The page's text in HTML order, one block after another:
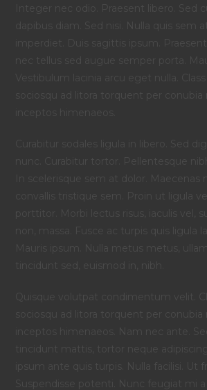
Integer nec odio. Praesent libero. Sed
dapibus diam. Sed nisi. Nulla quis sem
imperdiet. Duis sagittis ipsum. Praesent
nec tellus sed augue semper porta.
Vestibulum lacinia arcu eget nulla.
sociosqu ad litora torquent per conubia
inceptos himenaeos.
Curabitur sodales ligula in libero. Sed
nunc. Curabitur tortor. Pellentesque
In scelerisque sem at dolor. Maecenas
convallis tristique sem. Proin ut ligula
porttitor. Morbi lectus risus, iaculis vel,
non, massa. Fusce ac turpis quis ligula
Mauris ipsum. Nulla metus metus,
tincidunt sed, euismod in, nibh.
Quisque volutpat condimentum velit.
sociosqu ad litora torquent per conubia
inceptos himenaeos. Nam nec ante.
tincidunt mattis, tortor neque adipiscing
ipsum ante quis turpis. Nulla facilisi. Ut
Suspendisse potenti. Nunc feugiat mi